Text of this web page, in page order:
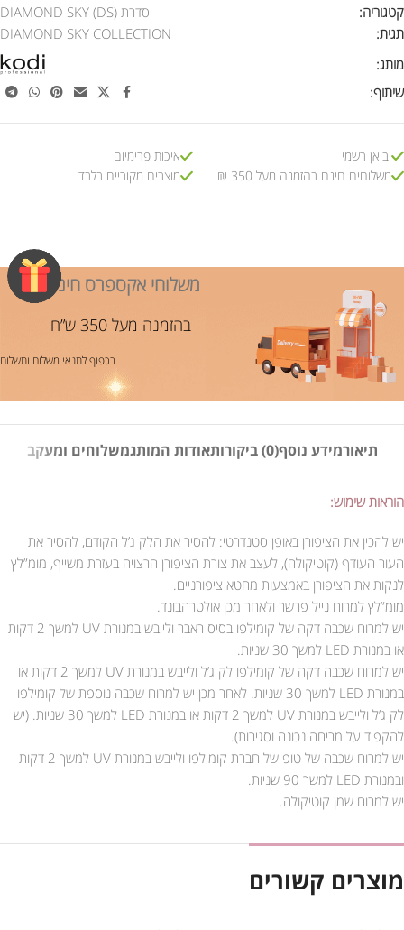
קטגוריה:
סדרת DIAMOND SKY (DS)
תגית:
DIAMOND SKY COLLECTION
מותג:
שיתוף:
יבואן רשמי
משלוחים חינם בהזמנה מעל 350 ₪
איכות פרימיום
מוצרים מקוריים בלבד
משלוחי אקספרס חינם!
בהזמנה מעל 350 ש”ח
בכפוף לתנאי משלוח ותשלום
תיאורמידע נוסף(0) ביקורות אודות המותגמשלוחים ומעקב
הוראות שימוש:
יש להכין את הציפורן באופן סטנדרטי: להסיר את הלק ג’ל הקודם, להסיר את
העור העודף (קוטיקולה), לעצב את צורת הציפורן הרצויה בעזרת משייף, מומ”לץ
לנקות את הציפורן באמצעות מחטא ציפורניים.
מומ”לץ למרוח נייל פרשר ולאחר מכן אולטרהבונד.
יש למרוח שכבה דקה של קומילפו בסיס ראבר ולייבש במנורת UV למשך 2 דקות
או במנורת LED למשך 30 שניות.
יש למרוח שכבה דקה של קומילפו לק ג’ל ולייבש במנורת UV למשך 2 דקות או
במנורת LED למשך 30 שניות. לאחר מכן יש למרוח שכבה נוספת של קומילפו
לק ג’ל ולייבש במנורת UV למשך 2 דקות או במנורת LED למשך 30 שניות. (יש
להקפיד על מריחה נכונה וסגירות).
יש למרוח שכבה של טופ של חברת קומילפו ולייבש במנורת UV למשך 2 דקות
ובמנורת LED למשך 90 שניות.
יש למרוח שמן קוטיקולה.
מוצרים קשורים